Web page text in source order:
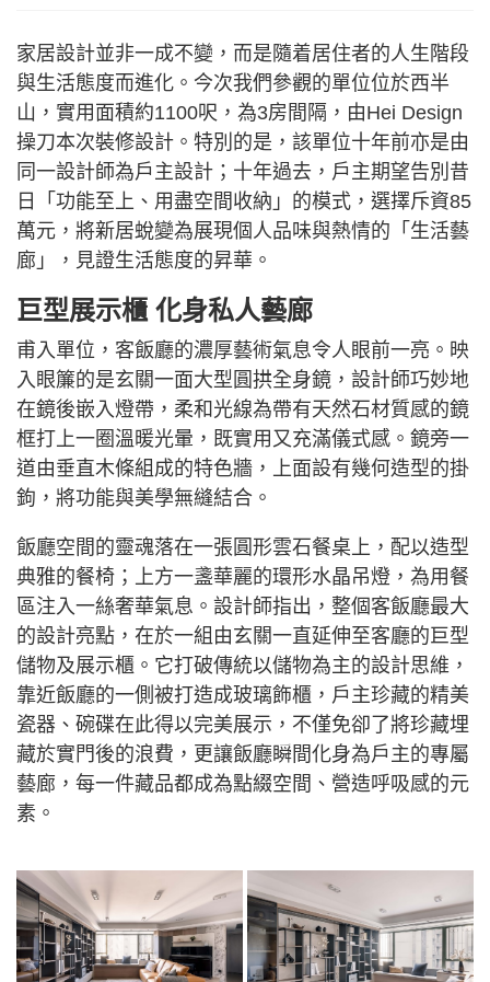
家居設計並非一成不變，而是隨着居住者的人生階段
與生活態度而進化。今次我們參觀的單位位於西半
山，實用面積約1100呎，為3房間隔，由Hei Design
操刀本次裝修設計。特別的是，該單位十年前亦是由
同一設計師為戶主設計；十年過去，戶主期望告別昔
日「功能至上、用盡空間收納」的模式，選擇斥資85
萬元，將新居蛻變為展現個人品味與熱情的「生活藝
廊」，見證生活態度的昇華。
巨型展示櫃 化身私人藝廊
甫入單位，客飯廳的濃厚藝術氣息令人眼前一亮。映
入眼簾的是玄關一面大型圓拱全身鏡，設計師巧妙地
在鏡後嵌入燈帶，柔和光線為帶有天然石材質感的鏡
框打上一圈溫暖光暈，既實用又充滿儀式感。鏡旁一
道由垂直木條組成的特色牆，上面設有幾何造型的掛
鉤，將功能與美學無縫結合。
飯廳空間的靈魂落在一張圓形雲石餐桌上，配以造型
典雅的餐椅；上方一盞華麗的環形水晶吊燈，為用餐
區注入一絲奢華氣息。設計師指出，整個客飯廳最大
的設計亮點，在於一組由玄關一直延伸至客廳的巨型
儲物及展示櫃。它打破傳統以儲物為主的設計思維，
靠近飯廳的一側被打造成玻璃飾櫃，戶主珍藏的精美
瓷器、碗碟在此得以完美展示，不僅免卻了將珍藏埋
藏於實門後的浪費，更讓飯廳瞬間化身為戶主的專屬
藝廊，每一件藏品都成為點綴空間、營造呼吸感的元
素。